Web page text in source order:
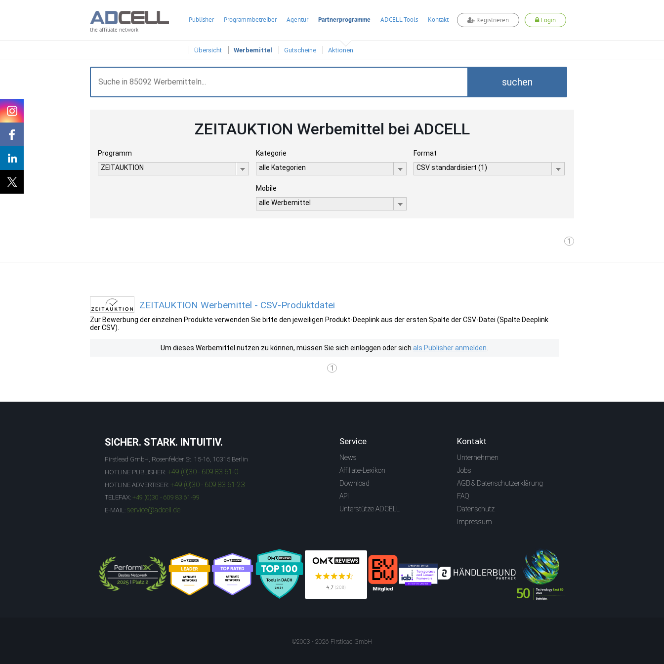
the affiliate network
Publisher Programmbetreiber Agentur Partnerprogramme ADCELL-Tools Kontakt Registrieren Login
Übersicht Werbemittel Gutscheine Aktionen
suchen
ZEITAUKTION Werbemittel bei ADCELL
Programm
ZEITAUKTION
Kategorie
alle Kategorien
Format
CSV standardisiert (1)
Mobile
alle Werbemittel
1
ZEITAUKTION Werbemittel - CSV-Produktdatei
Zur Bewerbung der einzelnen Produkte verwenden Sie bitte den jeweiligen Produkt-Deeplink aus der ersten Spalte der CSV-Datei (Spalte Deeplink
der CSV).
Um dieses Werbemittel nutzen zu können, müssen Sie sich einloggen oder sich als Publisher anmelden
1
SICHER. STARK. INTUITIV.
Firstlead GmbH, Rosenfelder St. 15-16, 10315 Berlin
HOTLINE PUBLISHER: +49 (0)30 - 609 83 61-0
HOTLINE ADVERTISER: +49 (0)30 - 609 83 61-23
TELEFAX: +49 (0)30 - 609 83 61-99
E-MAIL: service@adcell.de
Service
News
Affiliate-Lexikon
Download
API
Unterstütze ADCELL
Kontakt
Unternehmen
Jobs
AGB & Datenschutzerklärung
FAQ
Datenschutz
Impressum
©2003 - 2026 Firstlead GmbH